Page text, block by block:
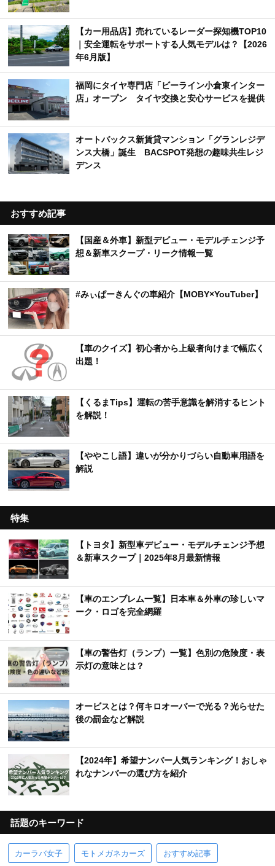
【カー用品店】売れているレーダー探知機TOP10
｜安全運転をサポートする人気モデルは？【2026
年6月版】
福岡にタイヤ専門店「ビーライン小倉東インター
店」オープン タイヤ交換と安心サービスを提供
オートバックス新賃貸マンション「グランレジデ
ンス大橋」誕生 BACSPOT発想の趣味共生レジ
デンス
おすすめ記事
【国産＆外車】新型デビュー・モデルチェンジ予
想＆新車スクープ・リーク情報一覧
#みぃぱーきんぐの車紹介【MOBY×YouTuber】
【車のクイズ】初心者から上級者向けまで幅広く
出題！
【くるまTips】運転の苦手意識を解消するヒント
を解説！
【ややこし語】違いが分かりづらい自動車用語を
解説
特集
【トヨタ】新型車デビュー・モデルチェンジ予想
＆新車スクープ｜2025年8月最新情報
【車のエンブレム一覧】日本車＆外車の珍しいマ
ーク・ロゴを完全網羅
【車の警告灯（ランプ）一覧】色別の危険度・表
示灯の意味とは？
オービスとは？何キロオーバーで光る？光らせた
後の罰金など解説
【2024年】希望ナンバー人気ランキング！おしゃ
れなナンバーの選び方を紹介
話題のキーワード
カーラバ女子 モトメガネカーズ おすすめ記事